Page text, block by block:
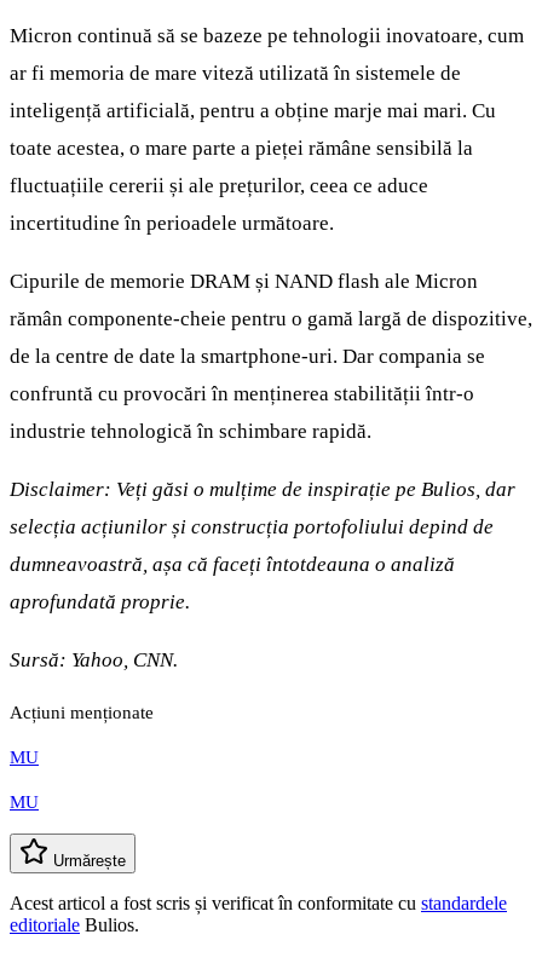
Micron continuă să se bazeze pe tehnologii inovatoare, cum
ar fi memoria de mare viteză utilizată în sistemele de
inteligență artificială, pentru a obține marje mai mari. Cu
toate acestea, o mare parte a pieței rămâne sensibilă la
fluctuațiile cererii și ale prețurilor, ceea ce aduce
incertitudine în perioadele următoare.
Cipurile de memorie DRAM și NAND flash ale Micron
rămân componente-cheie pentru o gamă largă de dispozitive,
de la centre de date la smartphone-uri. Dar compania se
confruntă cu provocări în menținerea stabilității într-o
industrie tehnologică în schimbare rapidă.
Disclaimer: Veți găsi o mulțime de inspirație pe Bulios, dar
selecția acțiunilor și construcția portofoliului depind de
dumneavoastră, așa că faceți întotdeauna o analiză
aprofundată proprie.
Sursă: Yahoo, CNN.
Acțiuni menționate
MU
MU
Urmărește
Acest articol a fost scris și verificat în conformitate cu standardele
editoriale Bulios.